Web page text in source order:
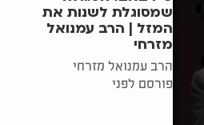
שמסוגלת לשנות את
המזל | הרב עמנואל
מזרחי
הרב עמנואל מזרחי
פורסם לפני